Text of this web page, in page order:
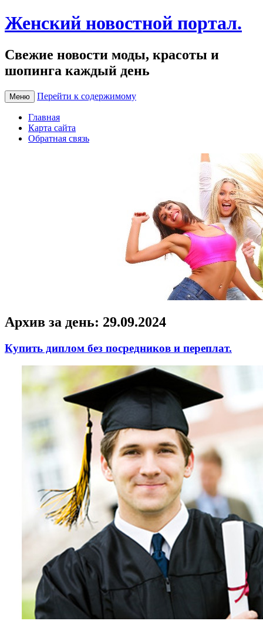
Женский новостной портал.
Свежие новости моды, красоты и
шопинга каждый день
Меню Перейти к содержимому
Главная
Карта сайта
Обратная связь
Архив за день: 29.09.2024
Купить диплом без посредников и переплат.